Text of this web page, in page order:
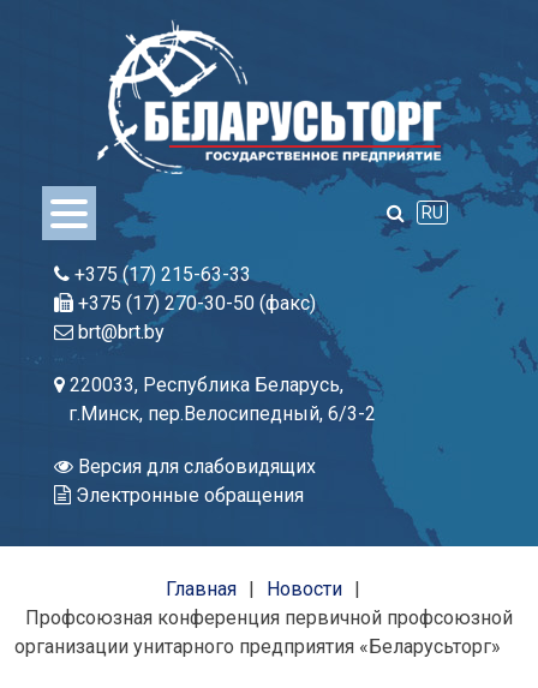
RU
+375 (17) 215-63-33
+375 (17) 270-30-50 (факс)
brt@brt.by
220033, Республика Беларусь,
г.Минск, пер.Велосипедный, 6/3-2
Версия для слабовидящих
Электронные обращения
Главная
Новости
Профсоюзная конференция первичной профсоюзной
организации унитарного предприятия «Беларусьторг»